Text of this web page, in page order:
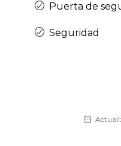
Puerta de
Seguridad